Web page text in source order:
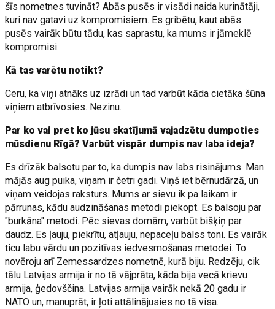
šīs nometnes tuvināt? Abās pusēs ir visādi naida kurinātāji,
kuri nav gatavi uz kompromisiem. Es gribētu, kaut abās
pusēs vairāk būtu tādu, kas saprastu, ka mums ir jāmeklē
kompromisi.
Kā tas varētu notikt?
Ceru, ka viņi atnāks uz izrādi un tad varbūt kāda cietāka šūna
viņiem atbrīvosies. Nezinu.
Par ko vai pret ko jūsu skatījumā vajadzētu dumpoties
mūsdienu Rīgā? Varbūt vispār dumpis nav laba ideja?
Es drīzāk balsotu par to, ka dumpis nav labs risinājums. Man
mājās aug puika, viņam ir četri gadi. Viņš iet bērnudārzā, un
viņam veidojas raksturs. Mums ar sievu ik pa laikam ir
pārrunas, kādu audzināšanas metodi piekopt. Es balsoju par
"burkāna" metodi. Pēc sievas domām, varbūt bišķiņ par
daudz. Es ļauju, piekrītu, atļauju, nepaceļu balss toni. Es vairāk
ticu labu vārdu un pozitīvas iedvesmošanas metodei. To
novēroju arī Zemessardzes nometnē, kurā biju. Redzēju, cik
tālu Latvijas armija ir no tā vājprāta, kāda bija vecā krievu
armija, ģedovščina. Latvijas armija vairāk nekā 20 gadu ir
NATO un, manuprāt, ir ļoti attālinājusies no tā visa.